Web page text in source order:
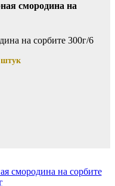
смородина на
на сорбите 300г/6
штук